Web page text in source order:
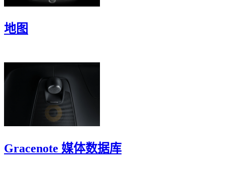
地图
Gracenote 媒体数据库